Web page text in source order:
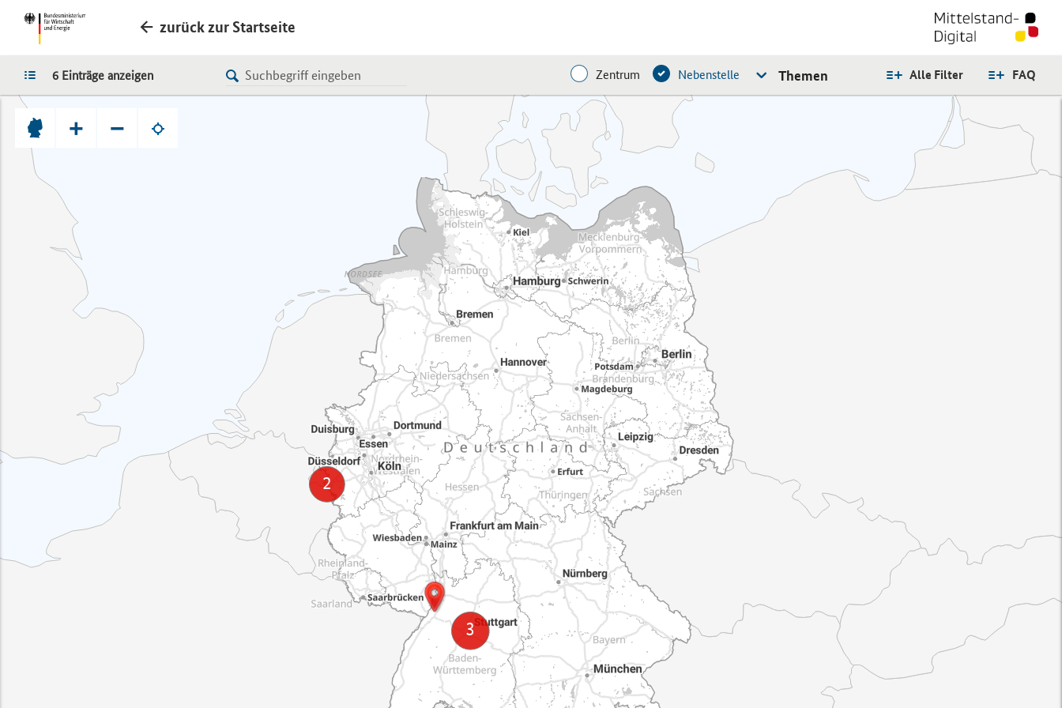
zurück zur Startseite
LISTE FAQ
Alle Filter
Zentrum Nebenstelle Themen
6 Einträge anzeigen
+ −